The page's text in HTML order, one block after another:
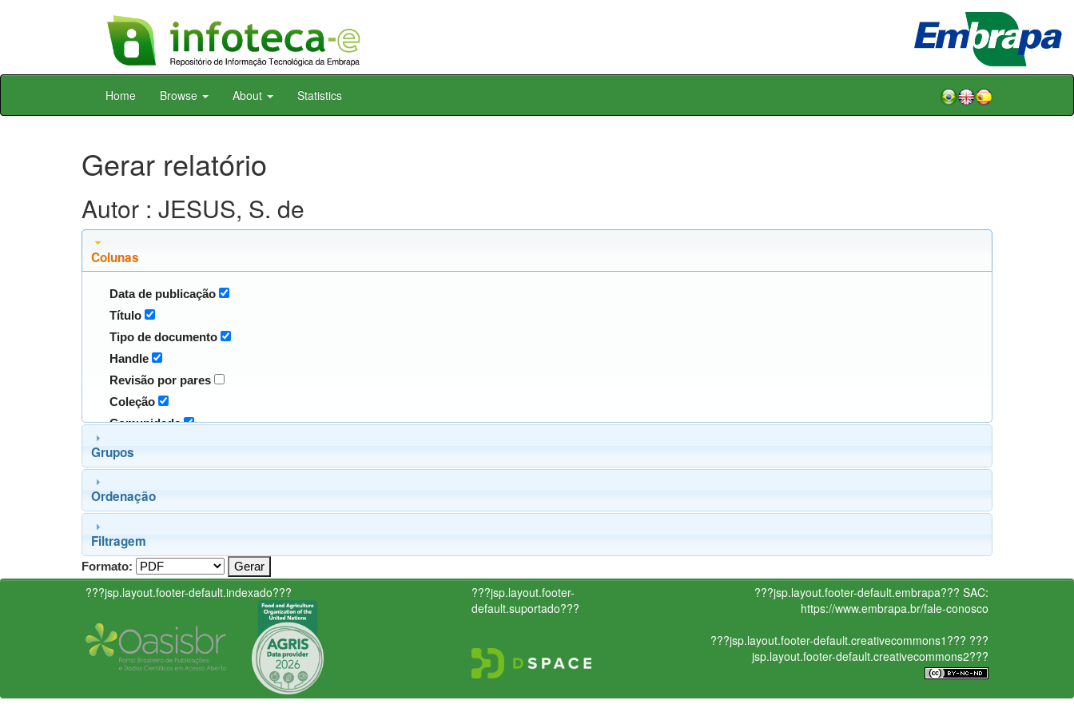
Skip
Home Browse About Statistics
Gerar relatório
Autor : JESUS, S. de
Colunas
Data de publicação
Título
Tipo de documento
Handle
Revisão por pares
Coleção
Comunidade
Grupos
Ordenação
Filtragem
Formato:
???jsp.layout.footer-default.indexado???
???jsp.layout.footer-
default.suportado???
???jsp.layout.footer-default.embrapa??? SAC:
https://www.embrapa.br/fale-conosco
???jsp.layout.footer-default.creativecommons1??? ???
jsp.layout.footer-default.creativecommons2???